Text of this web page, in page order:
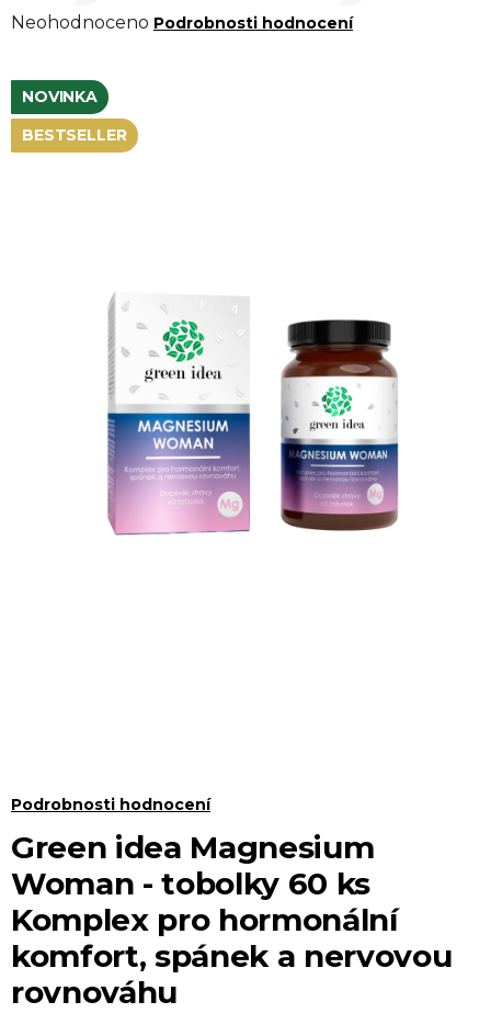
Green idea Magnesium
Woman - tobolky 60 ks
Komplex pro hormonální
komfort, spánek a nervovou
rovnováhu
Průměrné
hodnocení
produktu
je
0,0
z 5
Podrobnosti hodnocení
Průměrné
produktu
je
0,0
Neohodnoceno Podrobnosti hodnocení
NOVINKA
BESTSELLER